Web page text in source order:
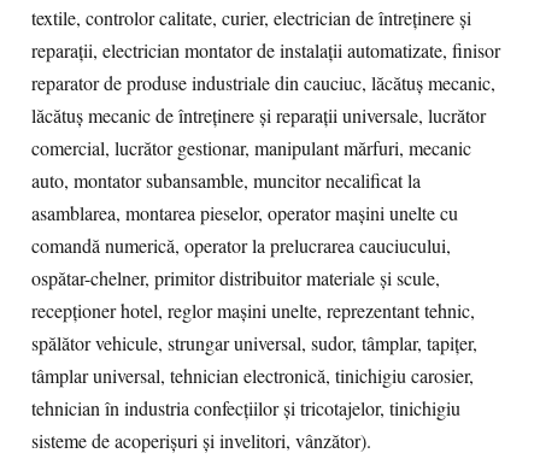
textile, controlor calitate, curier, electrician de întreținere și
reparații, electrician montator de instalații automatizate, finisor
reparator de produse industriale din cauciuc, lăcătuș mecanic,
lăcătuș mecanic de întreținere și reparații universale, lucrător
comercial, lucrător gestionar, manipulant mărfuri, mecanic
auto, montator subansamble, muncitor necalificat la
asamblarea, montarea pieselor, operator mașini unelte cu
comandă numerică, operator la prelucrarea cauciucului,
ospătar-chelner, primitor distribuitor materiale și scule,
recepționer hotel, reglor mașini unelte, reprezentant tehnic,
spălător vehicule, strungar universal, sudor, tâmplar, tapițer,
tâmplar universal, tehnician electronică, tinichigiu carosier,
tehnician în industria confecțiilor și tricotajelor, tinichigiu
sisteme de acoperișuri și invelitori, vânzător).